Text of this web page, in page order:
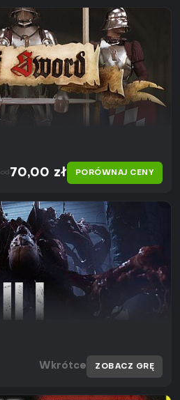
od 70,00 zł PORÓWNAJ CENY
Wkrótce ZOBACZ GRĘ